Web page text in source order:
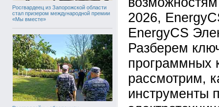
Росгвардеец из Запорожской области
стал призером международной премии
«Мы вместе»
2026,
EnergyCS
Разберем
программных
рассмотрим,
инструменты